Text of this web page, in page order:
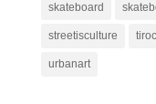
skateboard
streetisculture
urbanart